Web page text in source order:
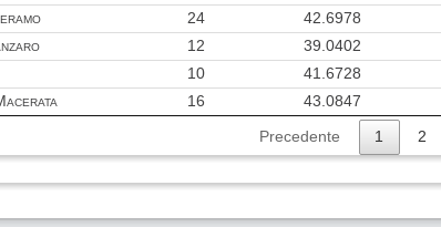
SCZA
NSC
0.22 RCPC 81
LAZR 75
0.20 MZZ 71
24 42.6978
12 39.0402
10 41.6728
16 43.0847
Precedente 1 2